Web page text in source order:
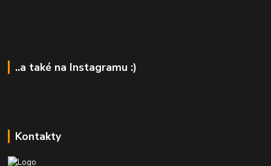
..a také na Instagramu :)
Kontakty